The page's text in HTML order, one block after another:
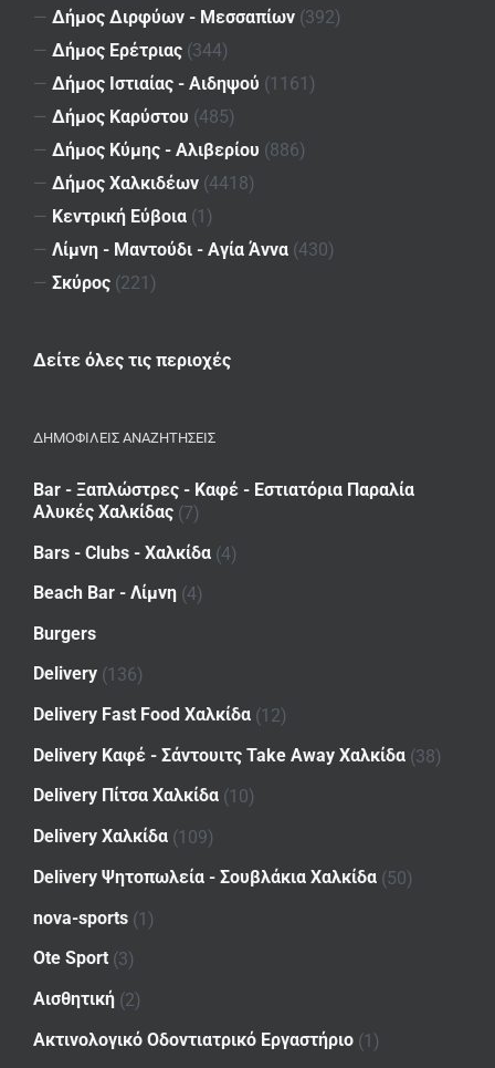
— Δήμος Διρφύων - Μεσσαπίων (392)
— Δήμος Ερέτριας (344)
— Δήμος Ιστιαίας - Αιδηψού (1161)
— Δήμος Καρύστου (485)
— Δήμος Κύμης - Αλιβερίου (886)
— Δήμος Χαλκιδέων (4418)
— Κεντρική Εύβοια (1)
— Λίμνη - Μαντούδι - Αγία Άννα (430)
— Σκύρος (221)
Δείτε όλες τις περιοχές
ΔΗΜΟΦΙΛΕΙΣ ΑΝΑΖΗΤΗΣΕΙΣ
Bar - Ξαπλώστρες - Καφέ - Εστιατόρια Παραλία
Αλυκές Χαλκίδας (7)
Bars - Clubs - Χαλκίδα (4)
Beach Bar - Λίμνη (4)
Burgers
Delivery (136)
Delivery Fast Food Χαλκίδα (12)
Delivery Καφέ - Σάντουιτς Take Away Χαλκίδα (38)
Delivery Πίτσα Χαλκίδα (10)
Delivery Χαλκίδα (109)
Delivery Ψητοπωλεία - Σουβλάκια Χαλκίδα (50)
nova-sports (1)
Ote Sport (3)
Αισθητική (2)
Ακτινολογικό Οδοντιατρικό Εργαστήριο (1)